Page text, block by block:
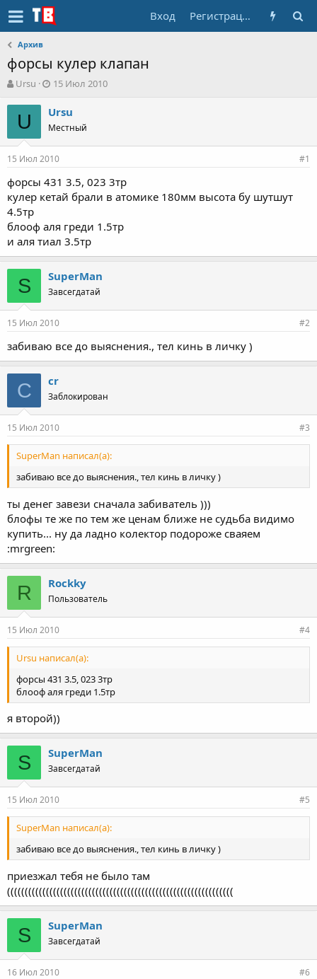
Вход Регистрация
Архив
форсы кулер клапан
А
т
т
е
ы
Ursu
Д
т
н
а
ч
л
а
15 Июл 2010
U Ursu
Местный
15 Июл 2010 #1
форсы 431 3.5, 023 3тр
кулер кетай брали в атомике 180мм высота бу шутшут
4.5тр
блооф аля греди 1.5тр
и аля тиал 3.5тр
S SuperMan
Завсегдатай
15 Июл 2010 #2
забиваю все до выяснения., тел кинь в личку )
C cr
Заблокирован
15 Июл 2010 #3
SuperMan написал(а):
забиваю все до выяснения., тел кинь в личку )
ты денег завези сначала забиватель )))
блофы те же по тем же ценам ближе не судьба видимо
купить... ну да ладно колектор подороже сваяем
:mrgreen:
R Rockky
Пользователь
15 Июл 2010 #4
Ursu написал(а):
форсы 431 3.5, 023 3тр
блооф аля греди 1.5тр
я второй))
S SuperMan
Завсегдатай
15 Июл 2010 #5
SuperMan написал(а):
забиваю все до выяснения., тел кинь в личку )
приезжал тебя не было там
((((((((((((((((((((((((((((((((((((((((((((((((((((((((((((((((
S SuperMan
Завсегдатай
16 Июл 2010 #6